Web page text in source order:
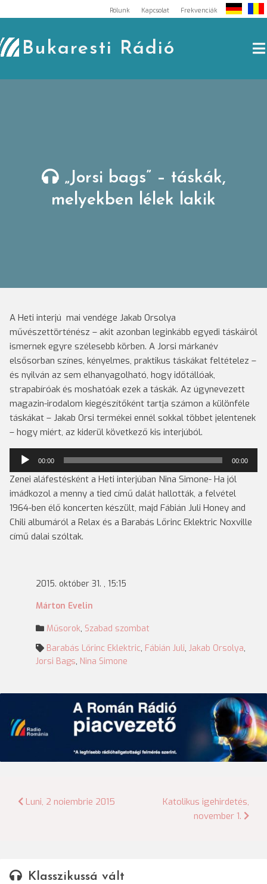
to
content
Rólunk Kapcsolat Frekvenciák
Bukaresti Rádió
„Jorsi bags” – táskák,
melyekben lélek lakik
A Heti interjú mai vendége Jakab Orsolya
művészettörténész – akit azonban leginkább egyedi táskáiról
ismernek egyre szélesebb körben. A Jorsi márkanév
elsősorban színes, kényelmes, praktikus táskákat feltételez –
és nyilván az sem elhanyagolható, hogy időtállóak,
strapabíróak és moshatóak ezek a táskák. Az úgynevezett
magazin-irodalom kiegészítőként tartja számon a különféle
táskákat – Jakab Orsi termékei ennél sokkal többet jelentenek
– hogy miért, az kiderül következő kis interjúból.
Audió
lejátszó
00:00 00:00
Zenei aláfestésként a Heti interjúban Nina Simone- Ha jól
imádkozol a menny a tied című dalát hallották, a felvétel
1964-ben élő koncerten készült, majd Fábián Juli Honey and
Chili albumáról a Relax és a Barabás Lőrinc Eklektric Noxville
című dalai szóltak.
2015. október 31. , 15:15
Márton Evelin
Műsorok, Szabad szombat
Barabás Lőrinc Eklektric, Fábián Juli, Jakab Orsolya,
Jorsi Bags, Nina Simone
Bejegyzés
Luni, 2 noiembrie 2015
Katolikus igehirdetés,
november 1.
Klasszikussá vált